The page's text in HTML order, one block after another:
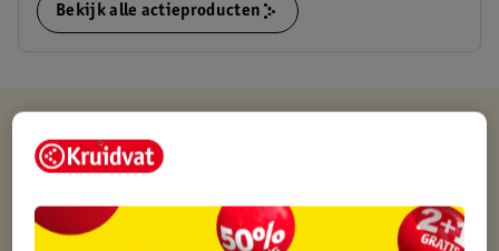
Bekijk alle actieproducten
Kruidvat is altijd voordelig
Op werkdagen voor 22:00 uur besteld, volgende dag in huis
Gratis thuisbezorgd vanaf 50.00